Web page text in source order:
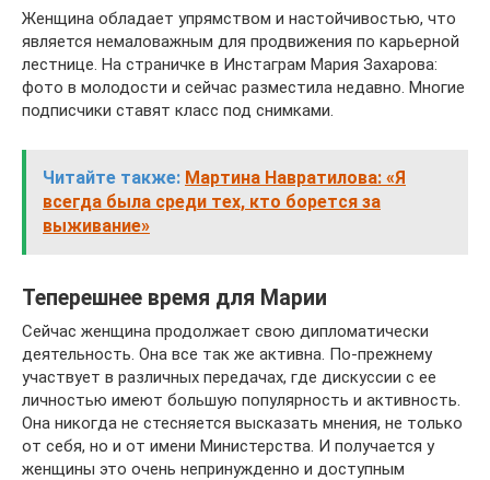
Женщина обладает упрямством и настойчивостью, что
является немаловажным для продвижения по карьерной
лестнице. На страничке в Инстаграм Мария Захарова:
фото в молодости и сейчас разместила недавно. Многие
подписчики ставят класс под снимками.
Читайте также: Мартина Навратилова: «Я
всегда была среди тех, кто борется за
выживание»
Теперешнее время для Марии
Сейчас женщина продолжает свою дипломатически
деятельность. Она все так же активна. По-прежнему
участвует в различных передачах, где дискуссии с ее
личностью имеют большую популярность и активность.
Она никогда не стесняется высказать мнения, не только
от себя, но и от имени Министерства. И получается у
женщины это очень непринужденно и доступным